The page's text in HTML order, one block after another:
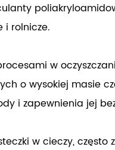
i rolnicze.
w
o wysokiej masie
i zapewnienia jej
w cieczy, często